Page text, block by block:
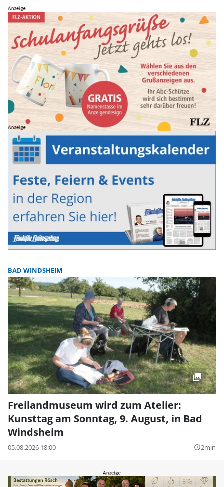
BAD WINDSHEIM
Freilandmuseum wird zum Atelier:
Kunsttag am Sonntag, 9. August, in Bad
Windsheim
05.08.2026 18:00 query_builder2min